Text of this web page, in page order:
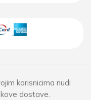
korisnicima nudi
dostave.